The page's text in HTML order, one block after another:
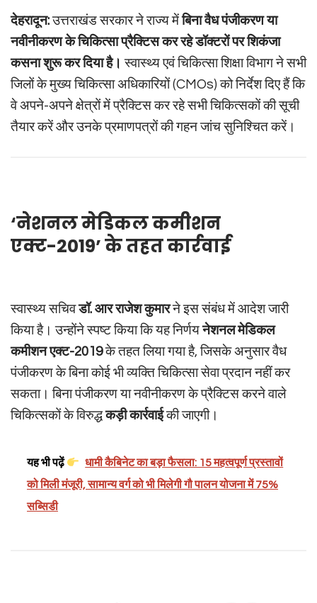
देहरादून:उत्तराखंड सरकार ने राज्य मेंबिना वैध पंजीकरण या
नवीनीकरण के चिकित्सा प्रैक्टिस कर रहे डॉक्टरों पर शिकंजा
कसना शुरू कर दिया है। स्वास्थ्य एवं चिकित्सा शिक्षा विभाग ने सभी
जिलों के मुख्य चिकित्सा अधिकारियों (CMOs) को निर्देश दिए हैं कि
वे अपने-अपने क्षेत्रों में प्रैक्टिस कर रहे सभी चिकित्सकों की सूची
तैयार करें और उनके प्रमाणपत्रों की गहन जांच सुनिश्चित करें।
‘नेशनल मेडिकल कमीशन
एक्ट-2019’ के तहत कार्रवाई
स्वास्थ्य सचिवडॉ. आर राजेश कुमारने इस संबंध में आदेश जारी
किया है। उन्होंने स्पष्ट किया कि यह निर्णयनेशनल मेडिकल
कमीशन एक्ट-2019के तहत लिया गया है, जिसके अनुसार वैध
पंजीकरण के बिना कोई भी व्यक्ति चिकित्सा सेवा प्रदान नहीं कर
सकता। बिना पंजीकरण या नवीनीकरण के प्रैक्टिस करने वाले
चिकित्सकों के विरुद्धकड़ी कार्रवाईकी जाएगी।
यह भी पढ़ें
धामी कैबिनेट का बड़ा फैसला: 15 महत्वपूर्ण प्रस्तावों
को मिली मंजूरी, सामान्य वर्ग को भी मिलेगी गौ पालन योजना में 75%
सब्सिडी